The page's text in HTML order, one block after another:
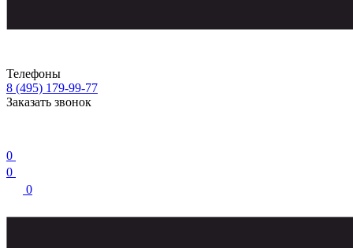
Телефоны
8 (495) 179-99-77
Заказать звонок
0
0
0